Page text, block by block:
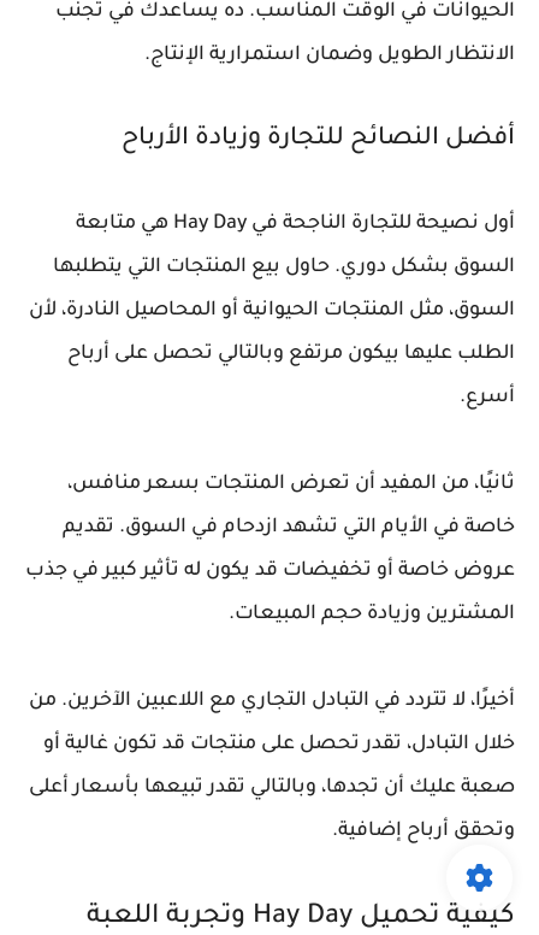
الحيوانات في الوقت المناسب. ده يساعدك في تجنب
الانتظار الطويل وضمان استمرارية الإنتاج.
أفضل النصائح للتجارة وزيادة الأرباح
أول نصيحة للتجارة الناجحة في Hay Day هي متابعة
السوق بشكل دوري. حاول بيع المنتجات التي يتطلبها
السوق، مثل المنتجات الحيوانية أو المحاصيل النادرة، لأن
الطلب عليها بيكون مرتفع وبالتالي تحصل على أرباح
أسرع.
ثانيًا، من المفيد أن تعرض المنتجات بسعر منافس،
خاصة في الأيام التي تشهد ازدحام في السوق. تقديم
عروض خاصة أو تخفيضات قد يكون له تأثير كبير في جذب
المشترين وزيادة حجم المبيعات.
أخيرًا، لا تتردد في التبادل التجاري مع اللاعبين الآخرين. من
خلال التبادل، تقدر تحصل على منتجات قد تكون غالية أو
صعبة عليك أن تجدها، وبالتالي تقدر تبيعها بأسعار أعلى
وتحقق أرباح إضافية.
كيفية تحميل Hay Day وتجربة اللعبة